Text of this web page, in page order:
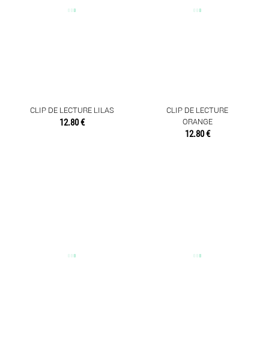
CLIP DE LECTURE LILAS
12.80 €
CLIP DE LECTURE
ORANGE
12.80 €